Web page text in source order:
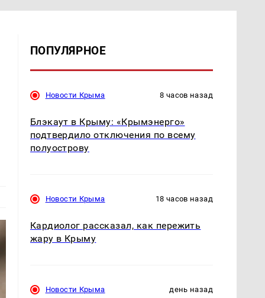
ПОПУЛЯРНОЕ
Новости Крыма 8 часов назад
Блэкаут в Крыму: «Крымэнерго»
подтвердило отключения по всему
полуострову
Новости Крыма 18 часов назад
Кардиолог рассказал, как пережить
жару в Крыму
Новости Крыма день назад